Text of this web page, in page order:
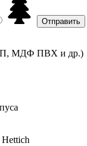
МДФ ПВХ и др.)